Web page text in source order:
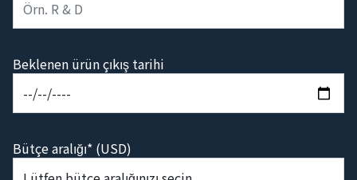
Beklenen ürün çıkış tarihi
Bütçe aralığı* (USD)